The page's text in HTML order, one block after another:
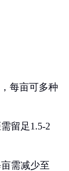
每亩可多种
留足1.5-2
需减少至